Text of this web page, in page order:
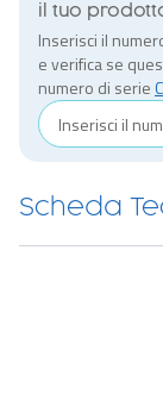
il tuo
Inserisci il
e verifica se
numero di serie
Scheda